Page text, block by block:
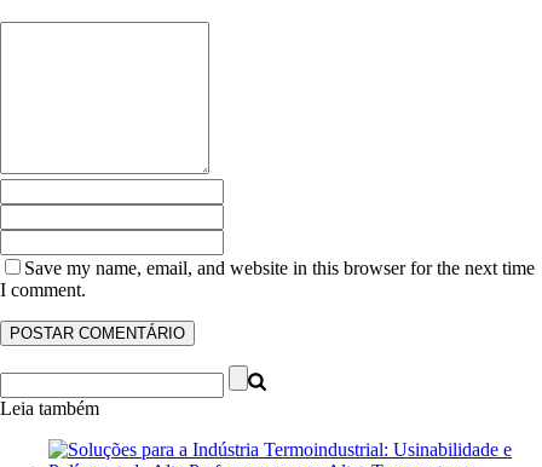
Save my name, email, and website in this browser for the next time
I comment.
Leia também